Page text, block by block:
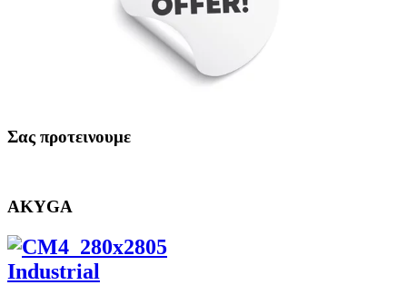
Σας προτεινουμε
AKYGA
Industrial